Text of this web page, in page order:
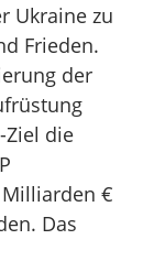
Ukraine zu
Frieden.
der
Ziel die
€
Das